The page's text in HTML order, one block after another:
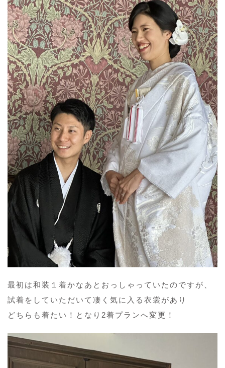
最初は和装１着かなあとおっしゃっていたのですが、
試着をしていただいて凄く気に入る衣裳があり
どちらも着たい！となり2着プランへ変更！